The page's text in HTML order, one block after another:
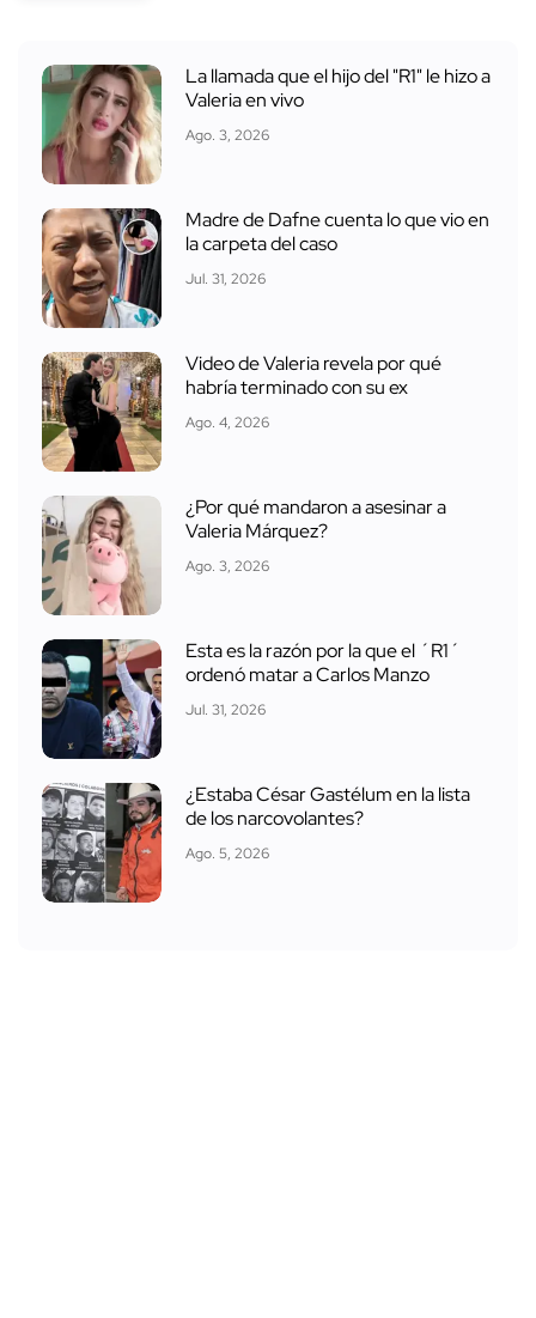
La llamada que el hijo del "R1" le hizo a
Valeria en vivo
Ago. 3, 2026
Madre de Dafne cuenta lo que vio en
la carpeta del caso
Jul. 31, 2026
Video de Valeria revela por qué
habría terminado con su ex
Ago. 4, 2026
¿Por qué mandaron a asesinar a
Valeria Márquez?
Ago. 3, 2026
Esta es la razón por la que el ´R1´
ordenó matar a Carlos Manzo
Jul. 31, 2026
¿Estaba César Gastélum en la lista
de los narcovolantes?
Ago. 5, 2026